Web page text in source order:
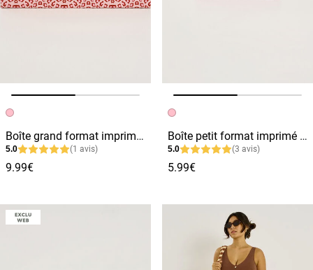
Image précédente
Image suivante
Boîte grand format imprimé léopard
5.0 (1 avis)
9.99€
Image précédente
Image suivante
Boîte petit format imprimé cœurs
5.0 (3 avis)
5.99€